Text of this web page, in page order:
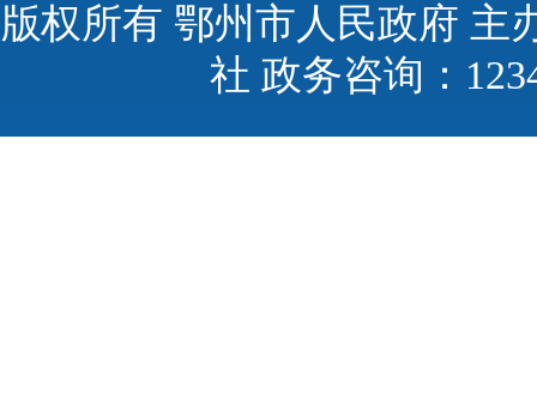
版权所有 鄂州市人民政府 主
社 政务咨询：